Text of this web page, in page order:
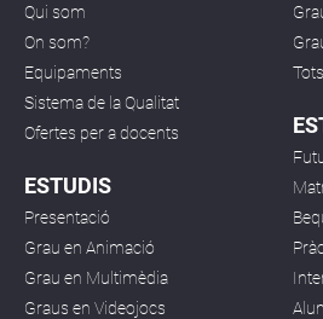
Qui som
On som?
Equipaments
Sistema de la Qualitat
Ofertes per a docents
ESTUDIS
Presentació
Grau en Animació
Grau en Multimèdia
Graus en Videojocs
Tots